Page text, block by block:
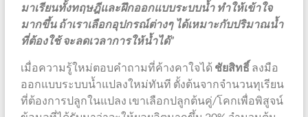
มาเรียนทั้งทฤษฎีและฝึกออกแบบระบบน้ำ ทำให้เข้าใจ
มากขึ้น ถ้าเราเลือกอุปกรณ์ต่างๆ ได้เหมาะกับปริมาณน้ำ
ที่ต้องใช้ จะลดเวลาการให้น้ำได้”
เมื่อความรู้ใหม่ตอบคำถามที่ค้างคาใจได้ ชัยสิทธิ์ ลงมือ
ออกแบบระบบน้ำแปลงใหม่ทันที ตั้งต้นจากจำนวนทุเรียน
ที่ต้องการปลูกในแปลง เขาเลือกปลูกต้นคู่/โคกเพื่อพิสูจน์